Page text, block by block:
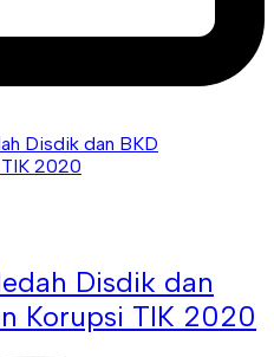
Disdik dan
Korupsi TIK 2020